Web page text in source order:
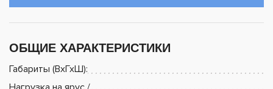
ОБЩИЕ ХАРАКТЕРИСТИКИ
Габариты (ВхГхШ):